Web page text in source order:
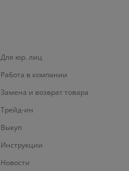
Для юр. лиц
Работа в компании
Замена и возврат товара
Трейд-ин
Выкуп
Инструкции
Новости